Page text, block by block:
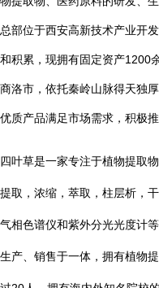
总部位于西安高新技术产业开
和积累，现拥有固定资产1200
商洛市，依托秦岭山脉得天独
优质产品满足市场需求，积极
四叶草是一家专注于植物提取
提取，浓缩，萃取，柱层析，
气相色谱仪和紫外分光光度计
生产、销售于一体，拥有植物